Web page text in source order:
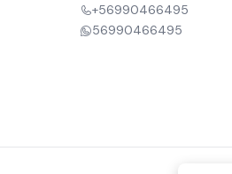
+56990466495
56990466495